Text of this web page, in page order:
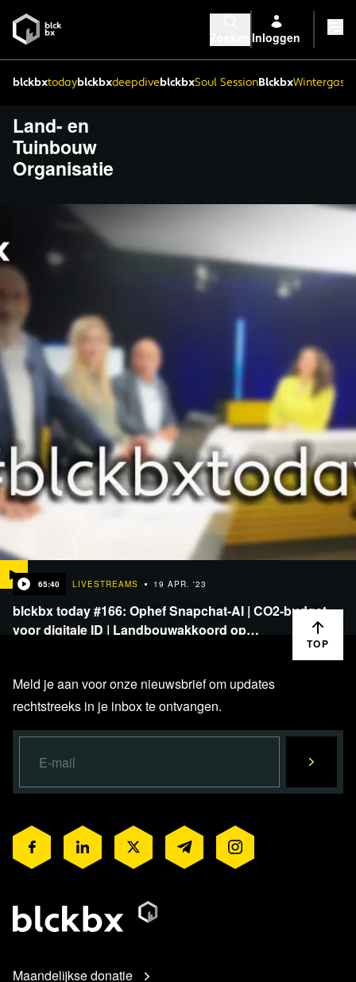
Inloggen
blckbxtodayblckbxdeepdiveblckbxSoul SessionBlckbx
Land- en
Tuinbouw
Organisatie
65:40 LIVESTREAMS 19 APR. '23
blckbx today #166: Ophef Snapchat-AI | CO2-budget
voor digitale ID | Landbouwakkoord op…
TOP
Meld je aan voor onze nieuwsbrief om updates
rechtstreeks in je inbox te ontvangen.
Maandelijkse donatie